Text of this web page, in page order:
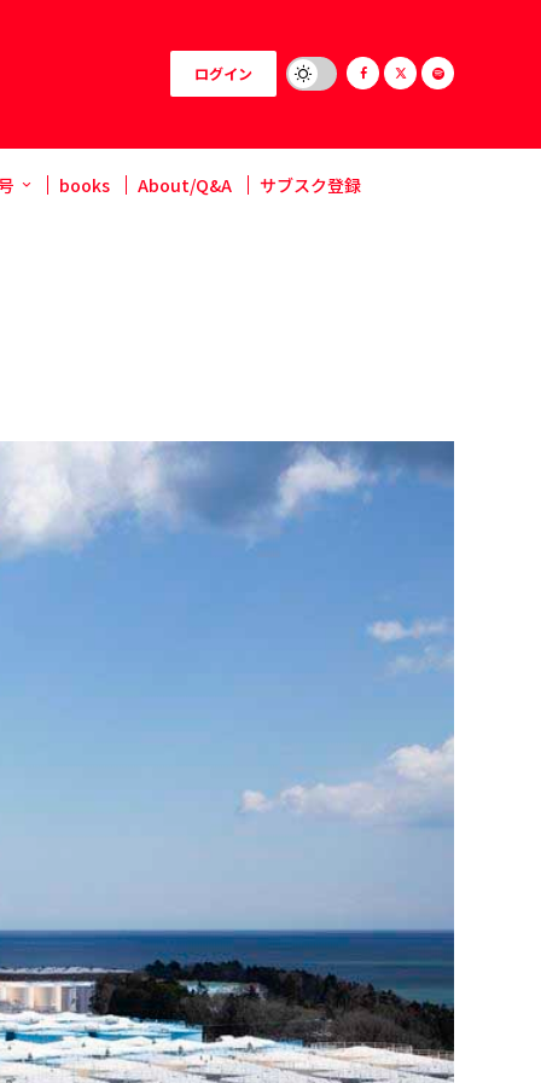
ログイン
books About/Q&A サブスク登録